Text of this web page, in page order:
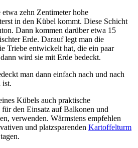
zehn Zentimeter hohe
in den Kübel kommt. Diese Schicht
Dann kommen darüber etwa 15
Erde. Darauf legt man die
Triebe entwickelt hat, die ein paar
wird sie mit Erde bedeckt.
man dann einfach nach und nach
ist.
Kübels auch praktische
für den Einsatz auf Balkonen und
verwenden. Wärmstens empfehlen
und platzsparenden Kartoffelturm